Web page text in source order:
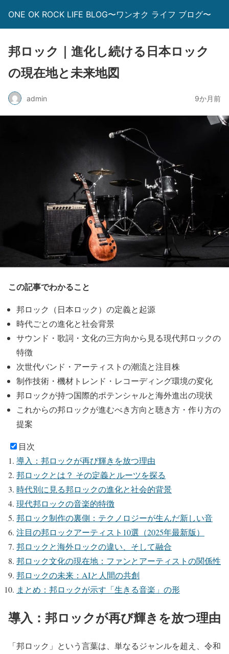
ONE OK ROCK LIFE BLOG〜ワンオク ライフ ブログ〜
邦ロック｜進化し続ける日本ロック
の現在地と未来地図
admin 9か月前
この記事でわかること
邦ロック（日本ロック）の定義と起源
時代ごとの進化と社会背景
サウンド・歌詞・文化の三方向から見る現代邦ロックの
特徴
次世代バンド・アーティストの潮流と注目株
制作技術・機材トレンド・レコーディング環境の変化
邦ロックが持つ国際的ポテンシャルと海外進出の現状
これからの邦ロックが進むべき方向と聴き方・作り方の
提案
目次
導入：邦ロックが再び輝きを放つ理由
邦ロックとは？ その定義とルーツを探る
時代別に見る邦ロックの進化と社会的背景
現代邦ロックの音楽的特徴
邦ロック制作の裏側：テクノロジーが生んだ新しい音
注目の邦ロックアーティスト10選（2025年最新版）
邦ロックと海外ロックの違い、そして融合
邦ロック文化の現在地：ファンとアーティストの関係性
邦ロックの未来：AIと人間の共創
まとめ：邦ロックが示す「生きる音楽」の形
導入：邦ロックが再び輝きを放つ理由
「邦ロック」という言葉は、単なるジャンルを超え、令和